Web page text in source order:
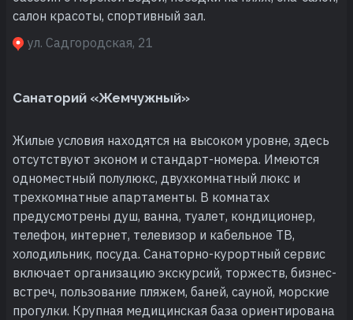
салон красоты, спортивный зал.
ул. Садгородская, 21
Санаторий «Жемчужный»
Жилые условия находятся на высоком уровне, здесь
отсутствуют эконом и стандарт-номера. Имеются
одноместный полулюкс, двухкомнатный люкс и
трехкомнатные апартаменты. В комнатах
предусмотрены душ, ванна, туалет, кондиционер,
телефон, интернет, телевизор и кабельное ТВ,
холодильник, посуда. Санаторно-курортный сервис
включает организацию экскурсий, торжеств, бизнес-
встреч, пользование пляжем, баней, сауной, морские
прогулки. Крупная медицинская база ориентирована